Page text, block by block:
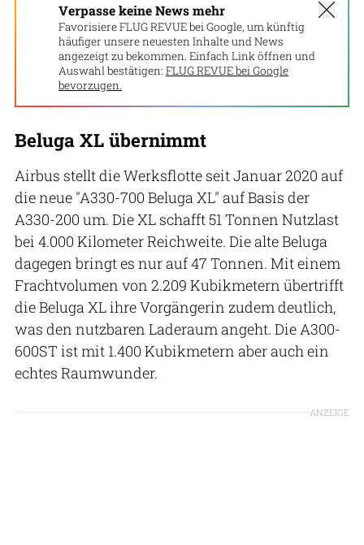
Verpasse keine News mehr
Favorisiere FLUG REVUE bei Google, um künftig
häufiger unsere neuesten Inhalte und News
angezeigt zu bekommen. Einfach Link öffnen und
Auswahl bestätigen: FLUG REVUE bei Google
bevorzugen.
Beluga XL übernimmt
Airbus stellt die Werksflotte seit Januar 2020 auf
die neue "A330-700 Beluga XL" auf Basis der
A330-200 um. Die XL schafft 51 Tonnen Nutzlast
bei 4.000 Kilometer Reichweite. Die alte Beluga
dagegen bringt es nur auf 47 Tonnen. Mit einem
Frachtvolumen von 2.209 Kubikmetern übertrifft
die Beluga XL ihre Vorgängerin zudem deutlich,
was den nutzbaren Laderaum angeht. Die A300-
600ST ist mit 1.400 Kubikmetern aber auch ein
echtes Raumwunder.
ANZEIGE